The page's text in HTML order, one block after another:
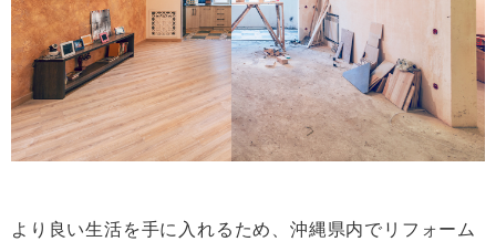
より良い生活を手に入れるため、沖縄県内でリフォーム